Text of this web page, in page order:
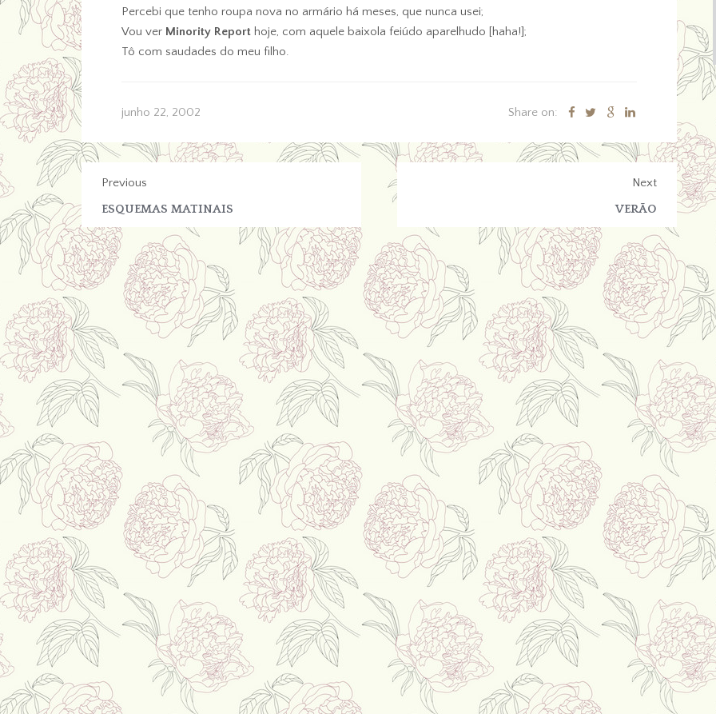
Percebi que tenho roupa nova no armário há meses, que nunca usei;
Vou ver Minority Report hoje, com aquele baixola feiúdo aparelhudo [haha!];
Tô com saudades do meu filho.
junho 22, 2002 Share on:
Previous
ESQUEMAS MATINAIS
Next
VERÃO